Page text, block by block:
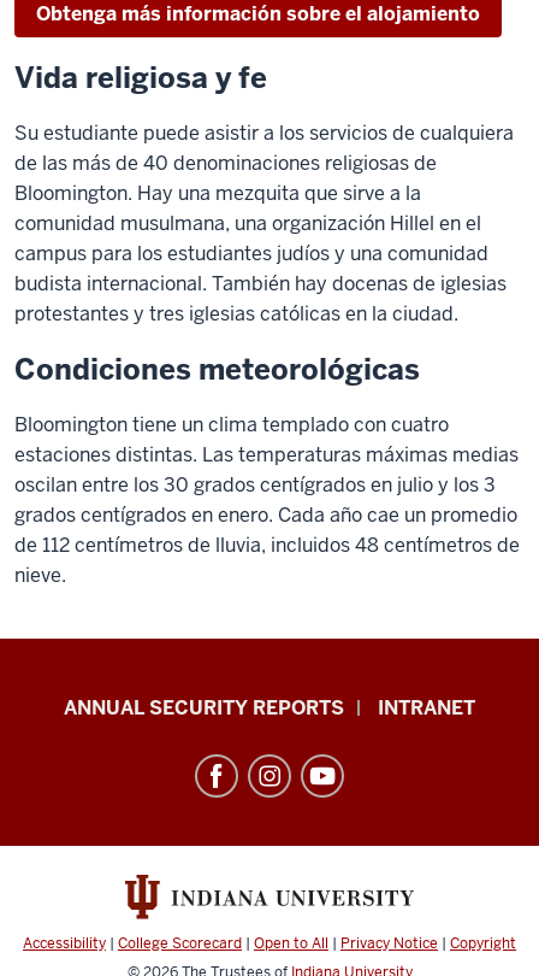
Obtenga más información sobre el alojamiento
Vida religiosa y fe
Su estudiante puede asistir a los servicios de cualquiera
de las más de 40 denominaciones religiosas de
Bloomington. Hay una mezquita que sirve a la
comunidad musulmana, una organización Hillel en el
campus para los estudiantes judíos y una comunidad
budista internacional. También hay docenas de iglesias
protestantes y tres iglesias católicas en la ciudad.
Condiciones meteorológicas
Bloomington tiene un clima templado con cuatro
estaciones distintas. Las temperaturas máximas medias
oscilan entre los 30 grados centígrados en julio y los 3
grados centígrados en enero. Cada año cae un promedio
de 112 centímetros de lluvia, incluidos 48 centímetros de
nieve.
Office
International
resources
media
ANNUAL SECURITY REPORTS INTRANET
Accessibility | College Scorecard | Open to All | Privacy Notice | Copyright
© 2026The Trustees of Indiana University